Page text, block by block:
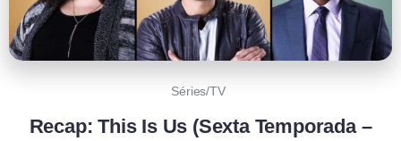
Séries/TV
Recap: This Is Us (Sexta Temporada –